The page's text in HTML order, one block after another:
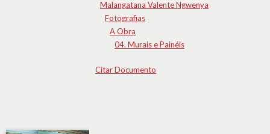
Malangatana Valente Ngwenya
Fotografias
A Obra
04. Murais e Painéis
Citar Documento